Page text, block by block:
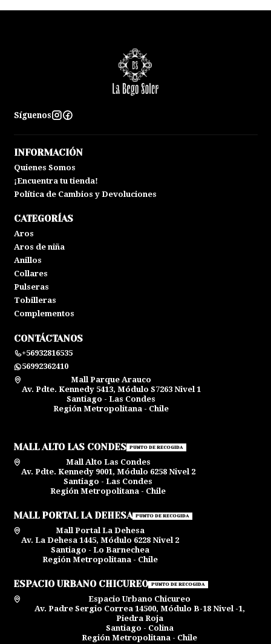
Síguenos
INFORMACIÓN
Quienes Somos
¡Encuentra tu tienda!
Política de Cambios y Devoluciones
CATEGORÍAS
Aros
Aros de niña
Anillos
Collares
Pulseras
Tobilleras
Complementos
CONTÁCTANOS
+56932816535
56992362410
Mall Parque Arauco
Av. Pdte. Kennedy 5413, Módulo S7263 Nivel 1
Santiago - Las Condes
Región Metropolitana - Chile
MALL ALTO LAS CONDES PUNTO DE RECOGIDA
Mall Alto Las Condes
Av. Pdte. Kennedy 9001, Módulo 6258 Nivel 2
Santiago - Las Condes
Región Metropolitana - Chile
MALL PORTAL LA DEHESA PUNTO DE RECOGIDA
Mall Portal La Dehesa
Av. La Dehesa 1445, Módulo 6228 Nivel 2
Santiago - Lo Barnechea
Región Metropolitana - Chile
ESPACIO URBANO CHICUREO PUNTO DE RECOGIDA
Espacio Urbano Chicureo
Av. Padre Sergio Correa 14500, Módulo B-18 Nivel -1,
Piedra Roja
Santiago - Colina
Región Metropolitana - Chile